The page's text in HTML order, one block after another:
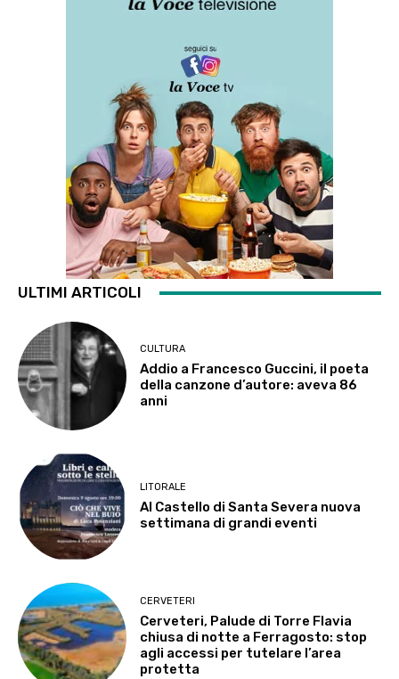
ULTIMI ARTICOLI
CULTURA
Addio a Francesco Guccini, il poeta
della canzone d’autore: aveva 86
anni
LITORALE
Al Castello di Santa Severa nuova
settimana di grandi eventi
CERVETERI
Cerveteri, Palude di Torre Flavia
chiusa di notte a Ferragosto: stop
agli accessi per tutelare l’area
protetta